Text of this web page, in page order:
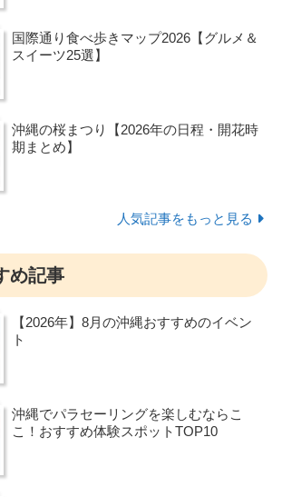
国際通り食べ歩きマップ2026【グルメ＆
スイーツ25選】
沖縄の桜まつり【2026年の日程・開花時
期まとめ】
人気記事をもっと見る
め記事
【2026年】8月の沖縄おすすめのイベン
ト
沖縄でパラセーリングを楽しむならこ
こ！おすすめ体験スポットTOP10